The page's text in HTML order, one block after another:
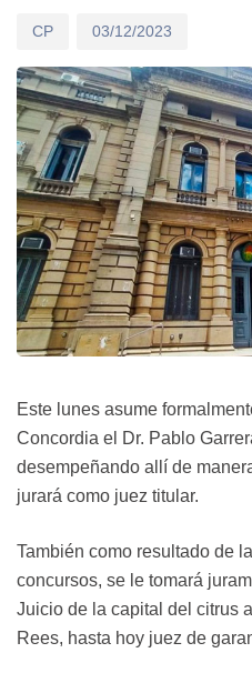
CP 03/12/2023
Este lunes asume
Concordia el Dr. Pablo
desempeñando allí de
jurará como juez titular.
También como resultado de
concursos, se le tomará
Juicio de la capital del citrus
Rees, hasta hoy juez de